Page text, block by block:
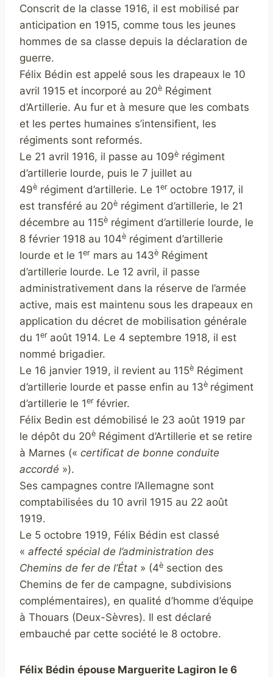
Conscrit de la classe 1916, il est mobilisé par
anticipation en 1915, comme tous les jeunes
hommes de sa classe depuis la déclaration de
guerre.
Félix Bédin est appelé sous les drapeaux le 10
avril 1915 et incorporé au 20è Régiment
d’Artillerie. Au fur et à mesure que les combats
et les pertes humaines s’intensifient, les
régiments sont reformés.
Le 21 avril 1916, il passe au 109è régiment
d’artillerie lourde, puis le 7 juillet au
49è régiment d’artillerie. Le 1er octobre 1917, il
est transféré au 20è régiment d’artillerie, le 21
décembre au 115è régiment d’artillerie lourde, le
8 février 1918 au 104è régiment d’artillerie
lourde et le 1er mars au 143è Régiment
d’artillerie lourde. Le 12 avril, il passe
administrativement dans la réserve de l’armée
active, mais est maintenu sous les drapeaux en
application du décret de mobilisation générale
du 1er août 1914. Le 4 septembre 1918, il est
nommé brigadier.
Le 16 janvier 1919, il revient au 115è Régiment
d’artillerie lourde et passe enfin au 13è régiment
d’artillerie le 1er février.
Félix Bedin est démobilisé le 23 août 1919 par
le dépôt du 20è Régiment d’Artillerie et se retire
à Marnes (« certificat de bonne conduite
accordé »).
Ses campagnes contre l’Allemagne sont
comptabilisées du 10 avril 1915 au 22 août
1919.
Le 5 octobre 1919, Félix Bédin est classé
« affecté spécial de l’administration des
Chemins de fer de l’État » (4è section des
Chemins de fer de campagne, subdivisions
complémentaires), en qualité d’homme d’équipe
à Thouars (Deux-Sèvres). Il est déclaré
embauché par cette société le 8 octobre.
Félix Bédin épouse Marguerite Lagiron le 6